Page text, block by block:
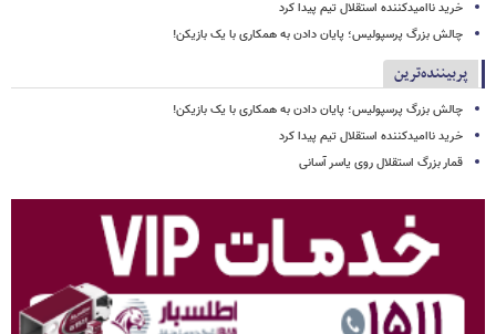
خرید ناامیدکننده استقلال تیم پیدا کرد
چالش بزرگ پرسپولیس؛ پایان دادن به همکاری با یک بازیکن!
پربیننده‌ترین
چالش بزرگ پرسپولیس؛ پایان دادن به همکاری با یک بازیکن!
خرید ناامیدکننده استقلال تیم پیدا کرد
قمار بزرگ استقلال روی یاسر آسانی